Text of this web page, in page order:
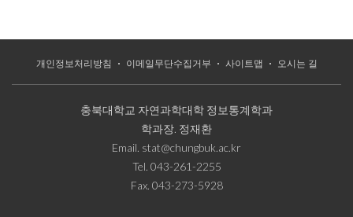
개인정보처리방침 이메일무단수집거부 사이트맵 오시는 길
충북대학교 자연과학대학 정보통계학과
학과장. 정재환
Email. stat@chungbuk.ac.kr
Tel. 043-261-2255
Fax. 043-273-5928